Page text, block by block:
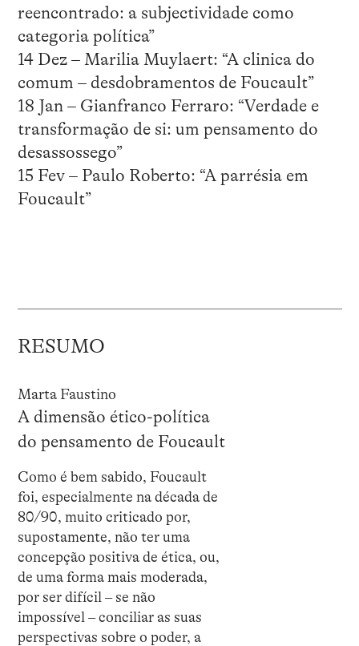
reencontrado: a subjectividade como
categoria política”
14 Dez – Marilia Muylaert: “A clinica do
comum – desdobramentos de Foucault”
18 Jan – Gianfranco Ferraro: “Verdade e
transformação de si: um pensamento do
desassossego”
15 Fev – Paulo Roberto: “A parrésia em
Foucault”
RESUMO
Marta Faustino
A dimensão ético-política
do pensamento de Foucault
Como é bem sabido, Foucault
foi, especialmente na década de
80/90, muito criticado por,
supostamente, não ter uma
concepção positiva de ética, ou,
de uma forma mais moderada,
por ser difícil – se não
impossível – conciliar as suas
perspectivas sobre o poder, a